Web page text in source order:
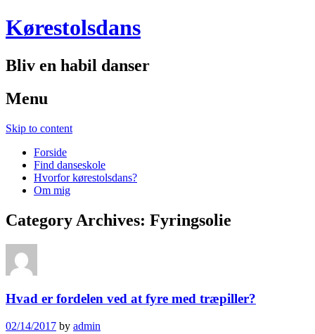
Kørestolsdans
Bliv en habil danser
Menu
Skip to content
Forside
Find danseskole
Hvorfor kørestolsdans?
Om mig
Category Archives: Fyringsolie
Hvad er fordelen ved at fyre med træpiller?
02/14/2017 by admin